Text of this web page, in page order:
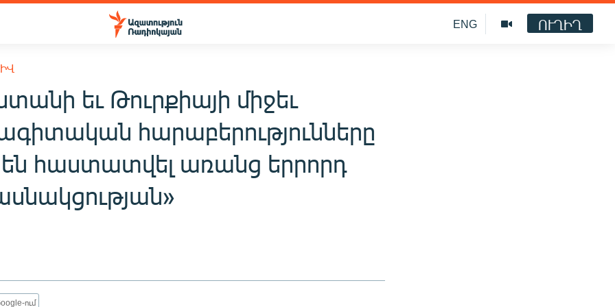
ENG ՈՒՂԻՂ
եւ Թուրքիայի միջեւ
հարաբերությունները
հաստատվել առանց երրորդ
ում